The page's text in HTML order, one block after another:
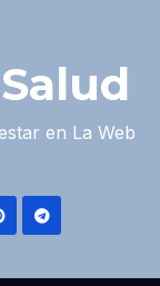
en La Web